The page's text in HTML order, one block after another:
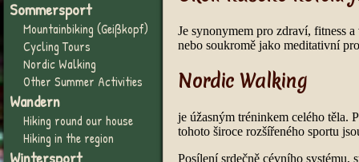
Sommersport
Mountainbiking (Geißkopf)
Cycling Tours
Nordic Walking
Other Summer Activities
Wandern
Hiking round our house
Hiking in the region
Wintersport
Je synonymem pro zdraví, fitness
nebo soukromě jako meditativní
Nordic Walking
je úžasným tréninkem celého těla.
tohoto široce rozšířeného sportu
Posílení srdečně cévního systému,